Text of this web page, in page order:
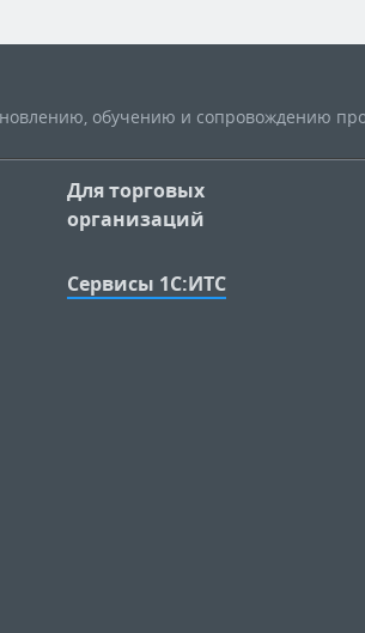
обучению и сопровождению
Для торговых
организаций
Сервисы 1С:ИТС